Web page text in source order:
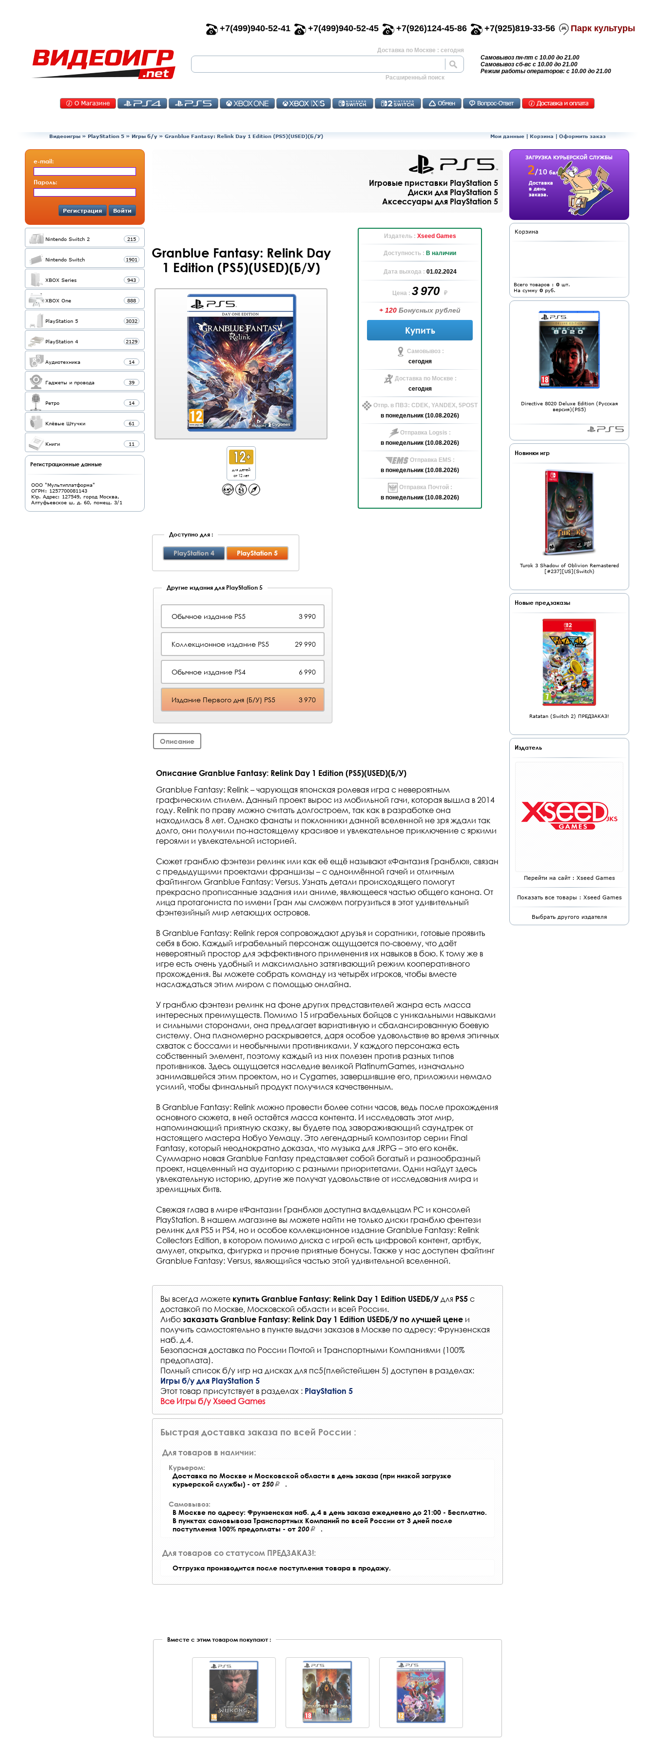
+7(499)940-52-41 +7(499)940-52-45 +7(926)124-45-86 +7(925)819-33-56 Парк культуры
Доставка по Москве : сегодня
Расширенный поиск
Самовывоз пн-пт с 10.00 до 21.00
Самовывоз сб-вс с 10.00 до 21.00
Режим работы операторов: с 10.00 до 21.00
Видеоигры » PlayStation 5 » Игры б/у » Granblue Fantasy: Relink Day 1 Edition (PS5)(USED)(Б/У) Мои данные | Корзина | Оформить заказ
e-mail:
Пароль:
Регистрация Войти
Nintendo Switch 2 215
Nintendo Switch 1901
XBOX Series 943
XBOX One 888
PlayStation 5 3032
PlayStation 4 2129
Аудиотехника 14
Гаджеты и провода 39
Ретро 14
Клёвые Штучки 61
Книги 11
Регистрационные данные
ООО "Мультиплатформа"
ОГРН: 1257700081143
Юр. Адрес: 127549, город Москва,
Алтуфьевское ш, д. 60, помещ. 3/1
Игровые приставки PlayStation 5
Диски для PlayStation 5
Аксессуары для PlayStation 5
Granblue Fantasy: Relink Day
1 Edition (PS5)(USED)(Б/У)
для детей
от 12 лет
Издатель : Xseed Games
Доступность : В наличии
Дата выхода : 01.02.2024
Цена : 3 970 ₽
+ 120 Бонусных рублей
Купить
Самовывоз :
сегодня
Доставка по Москве :
сегодня
Отпр. в ПВЗ: CDEK, YANDEX, 5POST
в понедельник (10.08.2026)
Отправка Logsis :
в понедельник (10.08.2026)
Отправка EMS :
в понедельник (10.08.2026)
Отправка Почтой :
в понедельник (10.08.2026)
Доступно для :
PlayStation 4 PlayStation 5
Другие издания для PlayStation 5
Обычное издание PS5 3 990
Коллекционное издание PS5 29 990
Обычное издание PS4 6 990
Издание Первого дня (Б/У) PS5 3 970
Описание
Описание Granblue Fantasy: Relink Day 1 Edition (PS5)(USED)(Б/У)
Granblue Fantasy: Relink – чарующая японская ролевая игра с невероятным
графическим стилем. Данный проект вырос из мобильной гачи, которая вышла в 2014
году. Relink по праву можно считать долгостроем, так как в разработке она
находилась 8 лет. Однако фанаты и поклонники данной вселенной не зря ждали так
долго, они получили по-настоящему красивое и увлекательное приключение с яркими
героями и увлекательной историей.
Сюжет гранблю фэнтези релинк или как её ещё называют «Фантазия Гранблю», связан
с предыдущими проектами франшизы – с одноимённой гачей и отличным
файтингом Granblue Fantasy: Versus. Узнать детали происходящего помогут
прекрасно прописанные задания или аниме, являющееся частью общего канона. От
лица протагониста по имени Гран мы сможем погрузиться в этот удивительный
фэнтезийный мир летающих островов.
В Granblue Fantasy: Relink героя сопровождают друзья и соратники, готовые проявить
себя в бою. Каждый играбельный персонаж ощущается по-своему, что даёт
невероятный простор для эффективного применения их навыков в бою. К тому же в
игре есть очень удобный и максимально затягивающий режим кооперативного
прохождения. Вы можете собрать команду из четырёх игроков, чтобы вместе
наслаждаться этим миром с помощью онлайна.
У гранблю фэнтези релинк на фоне других представителей жанра есть масса
интересных преимуществ. Помимо 15 играбельных бойцов с уникальными навыками
и сильными сторонами, она предлагает вариативную и сбалансированную боевую
систему. Она планомерно раскрывается, даря особое удовольствие во время эпичных
схваток с боссами и необычными противниками. У каждого персонажа есть
собственный элемент, поэтому каждый из них полезен против разных типов
противников. Здесь ощущается наследие великой PlatinumGames, изначально
занимавшейся этим проектом, но и Cygames, завершившие его, приложили немало
усилий, чтобы финальный продукт получился качественным.
В Granblue Fantasy: Relink можно провести более сотни часов, ведь после прохождения
основного сюжета, в ней остаётся масса контента. И исследовать этот мир,
напоминающий приятную сказку, вы будете под завораживающий саундтрек от
настоящего мастера Нобуо Уемацу. Это легендарный композитор серии Final
Fantasy, который неоднократно доказал, что музыка для JRPG – это его конёк.
Суммарно новая Granblue Fantasy представляет собой богатый и разнообразный
проект, нацеленный на аудиторию с разными приоритетами. Одни найдут здесь
увлекательную историю, другие же получат удовольствие от исследования мира и
зрелищных битв.
Свежая глава в мире «Фантазии Гранблю» доступна владельцам PC и консолей
PlayStation. В нашем магазине вы можете найти не только диски гранблю фентези
релинк для PS5 и PS4, но и особое коллекционное издание Granblue Fantasy: Relink
Collectors Edition, в котором помимо диска с игрой есть цифровой контент, артбук,
амулет, открытка, фигурка и прочие приятные бонусы. Также у нас доступен файтинг
Granblue Fantasy: Versus, являющийся частью этой удивительной вселенной.
Вы всегда можете купить Granblue Fantasy: Relink Day 1 Edition USEDБ/У для PS5 с
доставкой по Москве, Московской области и всей России.
Либо заказать Granblue Fantasy: Relink Day 1 Edition USEDБ/У по лучшей цене и
получить самостоятельно в пункте выдачи заказов в Москве по адресу: Фрунзенская
наб. д.4.
Безопасная доставка по России Почтой и Транспортными Компаниями (100%
предоплата).
Полный список б/у игр на дисках для пс5(плейстейшен 5) доступен в разделах:
Игры б/у для PlayStation 5
Этот товар присутствует в разделах : PlayStation 5
Все Игры б/у Xseed Games
Быстрая доставка заказа по всей России :
Для товаров в наличии:
Курьером:
Доставка по Москве и Московской области в день заказа (при низкой загрузке
курьерской службы) - от 250 .
Самовывоз:
В Москве по адресу: Фрунзенская наб. д.4 в день заказа ежедневно до 21:00 - Бесплатно.
В пунктах самовывоза Транспортных Компаний по всей России от 3 дней после
поступления 100% предоплаты - от 200 .
Для товаров со статусом ПРЕДЗАКАЗ!:
Отгрузка производится после поступления товара в продажу.
Вместе с этим товаром покупают :
Корзина
Всего товаров : 0 шт.
На сумму 0 руб.
Directive 8020 Deluxe Edition (Русская
версия)(PS5)
Новинки игр
Turok 3 Shadow of Oblivion Remastered
[#237][US](Switch)
Новые предзаказы
Ratatan (Switch 2) ПРЕДЗАКАЗ!
Издатель
Перейти на сайт : Xseed Games
Показать все товары : Xseed Games
Выбрать другого издателя